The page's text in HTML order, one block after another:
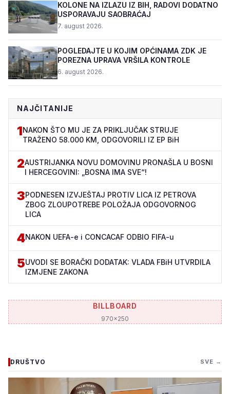
KOLONE NA IZLAZU IZ BIH, RADOVI DODATNO
USPORAVAJU SAOBRAĆAJ
7. august 2026.
POGLEDAJTE U KOJIM OPĆINAMA ZDK JE
POREZNA UPRAVA VRŠILA KONTROLE
6. august 2026.
NAJČITANIJE
1NAKON ŠTO MU JE ZA PRIKLJUČAK STRUJE
TRAŽENO 58.000 KM, ODGOVORILI IZ EP BiH
2AUSTRIJANKA NOVU DOMOVINU PRONAŠLA U BOSNI
I HERCEGOVINI: „BOSNA IMA SVE“!
3PODNESEN IZVJEŠTAJ PROTIV LICA IZ PETROVA
ZBOG ZLOUPOTREBE POLOŽAJA ODGOVORNOG
LICA
4NAKON UEFA-e i CONCACAF ODBIO FIFA-u
5UVODI SE BORAČKI DODATAK: VLADA FBiH UTVRDILA
IZMJENE ZAKONA
BILLBOARD
970x250
DRUŠTVO SVE →